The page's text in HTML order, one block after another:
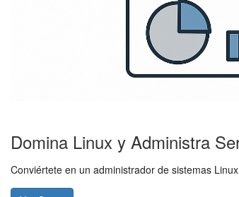
Domina Linux y Administra
Conviértete en un administrador de sistemas